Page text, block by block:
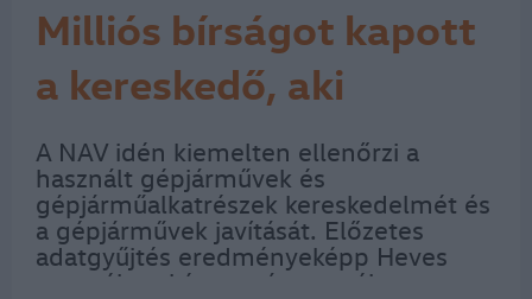
Milliós bírságot kapott
a kereskedő, aki
használt alkatrészekkel
üzletelt
A NAV idén kiemelten ellenőrzi a
használt gépjárművek és
gépjárműalkatrészek kereskedelmét és
a gépjárművek javítását. Előzetes
adatgyűjtés eredményeképp Heves
megyében két magánszemély